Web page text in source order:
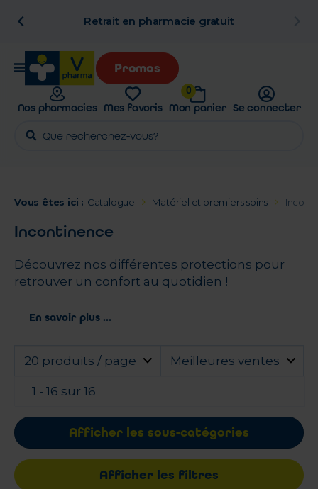
Retrait en pharmacie gratuit
Promos
Nos pharmacies Mes favoris
0
Mon panier Se connecter
Vous êtes ici : Catalogue Matériel et premiers soins
Incontinence
Découvrez nos différentes protections pour
retrouver un confort au quotidien !
En savoir plus ...
20 produits / page Meilleures ventes
1 - 16 sur 16
Afficher les sous-catégories
Afficher les filtres